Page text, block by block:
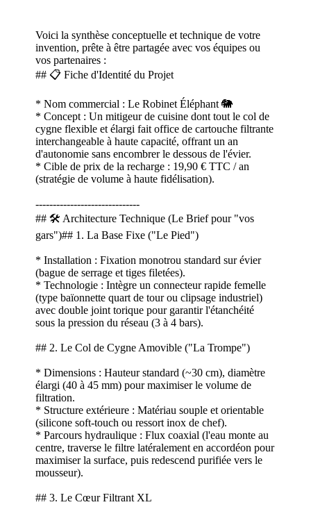
Voici la synthèse conceptuelle et technique de votre
invention, prête à être partagée avec vos équipes ou
vos partenaires :
## 📋 Fiche d'Identité du Projet
* Nom commercial : Le Robinet Éléphant 🐘
* Concept : Un mitigeur de cuisine dont tout le col de
cygne flexible et élargi fait office de cartouche filtrante
interchangeable à haute capacité, offrant un an
d'autonomie sans encombrer le dessous de l'évier.
* Cible de prix de la recharge : 19,90 € TTC / an
(stratégie de volume à haute fidélisation).
------------------------------
## 🛠️ Architecture Technique (Le Brief pour "vos
gars")## 1. La Base Fixe ("Le Pied")
* Installation : Fixation monotrou standard sur évier
(bague de serrage et tiges filetées).
* Technologie : Intègre un connecteur rapide femelle
(type baïonnette quart de tour ou clipsage industriel)
avec double joint torique pour garantir l'étanchéité
sous la pression du réseau (3 à 4 bars).
## 2. Le Col de Cygne Amovible ("La Trompe")
* Dimensions : Hauteur standard (~30 cm), diamètre
élargi (40 à 45 mm) pour maximiser le volume de
filtration.
* Structure extérieure : Matériau souple et orientable
(silicone soft-touch ou ressort inox de chef).
* Parcours hydraulique : Flux coaxial (l'eau monte au
centre, traverse le filtre latéralement en accordéon pour
maximiser la surface, puis redescend purifiée vers le
mousseur).
## 3. Le Cœur Filtrant XL